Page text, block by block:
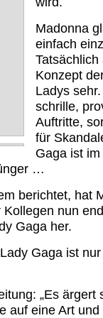
Madonna
einfach
Konzept
Ladys
schrille,
Auftritte,
für
Gaga ist
…
berichtet, hat
nun
Gaga her.
Gaga ist
„Es ärgert
auf eine Art